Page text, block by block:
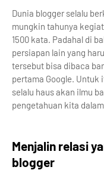
Dunia blogger selalu
mungkin tahunya
1500 kata. Padahal di
persiapan lain yang
tersebut bisa dibaca
pertama Google. Untuk
selalu haus akan ilmu
pengetahuan kita
Menjalin relasi
blogger